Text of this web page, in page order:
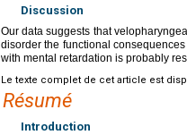
Discussion
Our data suggests that
disorder the functional
with mental retardation is probably
Le texte complet de cet article est
Résumé
Introduction